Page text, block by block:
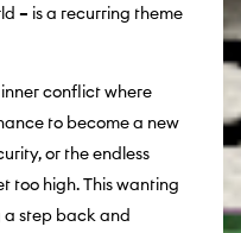
– is a recurring theme
conflict where
to become a new
or the endless
too high. This wanting
step back and